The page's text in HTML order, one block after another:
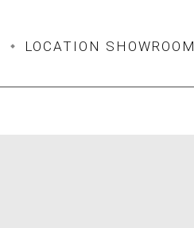
LOCATION SHOWROOM